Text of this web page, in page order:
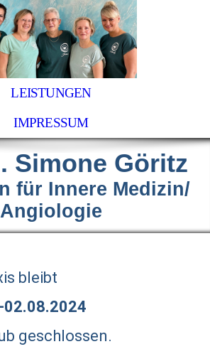
LEISTUNGEN
IMPRESSUM
Simone Göritz
für Innere Medizin/
Angiologie
bleibt
02.08.2024
geschlossen.